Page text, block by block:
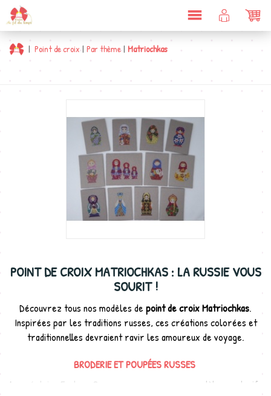
DÉPLIER
LA
NAVIGATION
COMPTE
CLIENT
| Point de croix | Par thème| Matriochkas
POINT DE CROIX MATRIOCHKAS : LA RUSSIE VOUS
SOURIT !
Découvrez tous nos modèles de point de croix Matriochkas.
Inspirées par les traditions russes, ces créations colorées et
traditionnelles devraient ravir les amoureux de voyage.
BRODERIE ET POUPÉES RUSSES
La
créatrice Evelyne Begey
vous propose ses modèles exclusifs